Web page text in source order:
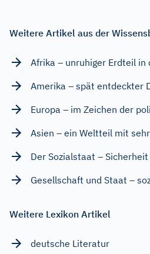
Weitere Artikel aus der
Afrika – unruhiger Erdteil in
Amerika – spät entdeckter
Europa – im Zeichen der
Asien – ein Weltteil mit
Der Sozialstaat –
Gesellschaft und Staat –
Weitere Lexikon Artikel
deutsche Literatur